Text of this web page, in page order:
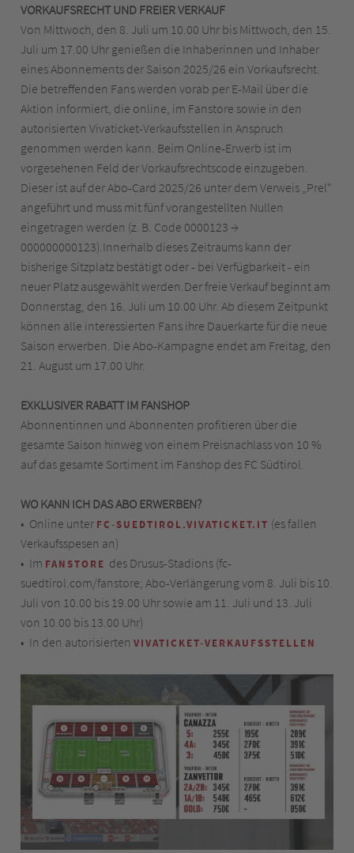
VORKAUFSRECHT UND FREIER VERKAUF
Von Mittwoch, den 8. Juli um 10.00 Uhr bis Mittwoch, den 15.
Juli um 17.00 Uhr genießen die Inhaberinnen und Inhaber
eines Abonnements der Saison 2025/26 ein Vorkaufsrecht.
Die betreffenden Fans werden vorab per E-Mail über die
Aktion informiert, die online, im Fanstore sowie in den
autorisierten Vivaticket-Verkaufsstellen in Anspruch
genommen werden kann. Beim Online-Erwerb ist im
vorgesehenen Feld der Vorkaufsrechtscode einzugeben.
Dieser ist auf der Abo-Card 2025/26 unter dem Verweis „Prel“
angeführt und muss mit fünf vorangestellten Nullen
eingetragen werden (z. B. Code 0000123 →
000000000123).Innerhalb dieses Zeitraums kann der
bisherige Sitzplatz bestätigt oder - bei Verfügbarkeit - ein
neuer Platz ausgewählt werden.Der freie Verkauf beginnt am
Donnerstag, den 16. Juli um 10.00 Uhr. Ab diesem Zeitpunkt
können alle interessierten Fans ihre Dauerkarte für die neue
Saison erwerben. Die Abo-Kampagne endet am Freitag, den
21. August um 17.00 Uhr.
EXKLUSIVER RABATT IM FANSHOP
Abonnentinnen und Abonnenten profitieren über die
gesamte Saison hinweg von einem Preisnachlass von 10 %
auf das gesamte Sortiment im Fanshop des FC Südtirol.
WO KANN ICH DAS ABO ERWERBEN?
• Online unter FC-SUEDTIROL.VIVATICKET.IT (es fallen
Verkaufsspesen an)
• Im FANSTORE des Drusus-Stadions (fc-
suedtirol.com/fanstore; Abo-Verlängerung vom 8. Juli bis 10.
Juli von 10.00 bis 19.00 Uhr sowie am 11. Juli und 13. Juli
von 10.00 bis 13.00 Uhr)
• In den autorisiertenVIVATICKET-VERKAUFSSTELLEN